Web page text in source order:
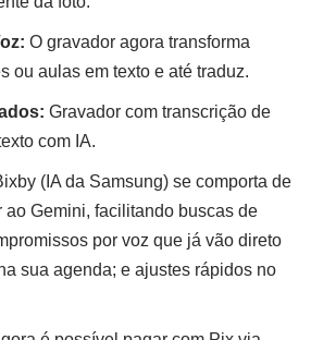
O gravador agora transforma
ou aulas em texto e até traduz.
Gravador com transcrição de
com IA.
(IA da Samsung) se comporta de
ao Gemini, facilitando buscas de
por voz que já vão direto
sua agenda; e ajustes rápidos no